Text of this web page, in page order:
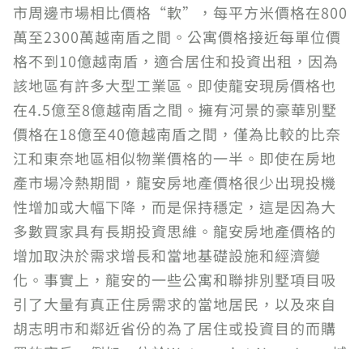
市周邊市場相比價格“軟”，每平方米價格在800
萬至2300萬越南盾之間。公寓價格接近每單位價
格不到10億越南盾，適合居住和投資出租，因為
該地區有許多大型工業區。即使龍安現房價格也
在4.5億至8億越南盾之間。擁有河景的豪華別墅
價格在18億至40億越南盾之間，僅為比較的比奈
江和東奈地區相似物業價格的一半。即使在房地
產市場冷熱期間，龍安房地產價格很少出現投機
性增加或大幅下降，而是保持穩定，這是因為大
多數買家具有長期投資思維。龍安房地產價格的
增加取決於需求增長和當地基礎設施和經濟變
化。事實上，龍安的一些公寓和聯排別墅項目吸
引了大量有真正住房需求的當地居民，以及來自
胡志明市和鄰近省份的為了居住或投資目的而購